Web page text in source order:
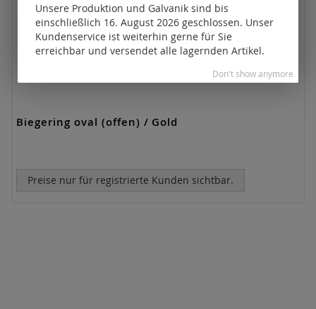
Biegering oval (offen) / Gold
Preise nur für registrierte Kunden sichtbar.
Unsere Produktion und Galvanik sind bis
einschließlich 16. August 2026 geschlossen. Unser
Kundenservice ist weiterhin gerne für Sie
erreichbar und versendet alle lagernden Artikel.
Don't show anymore